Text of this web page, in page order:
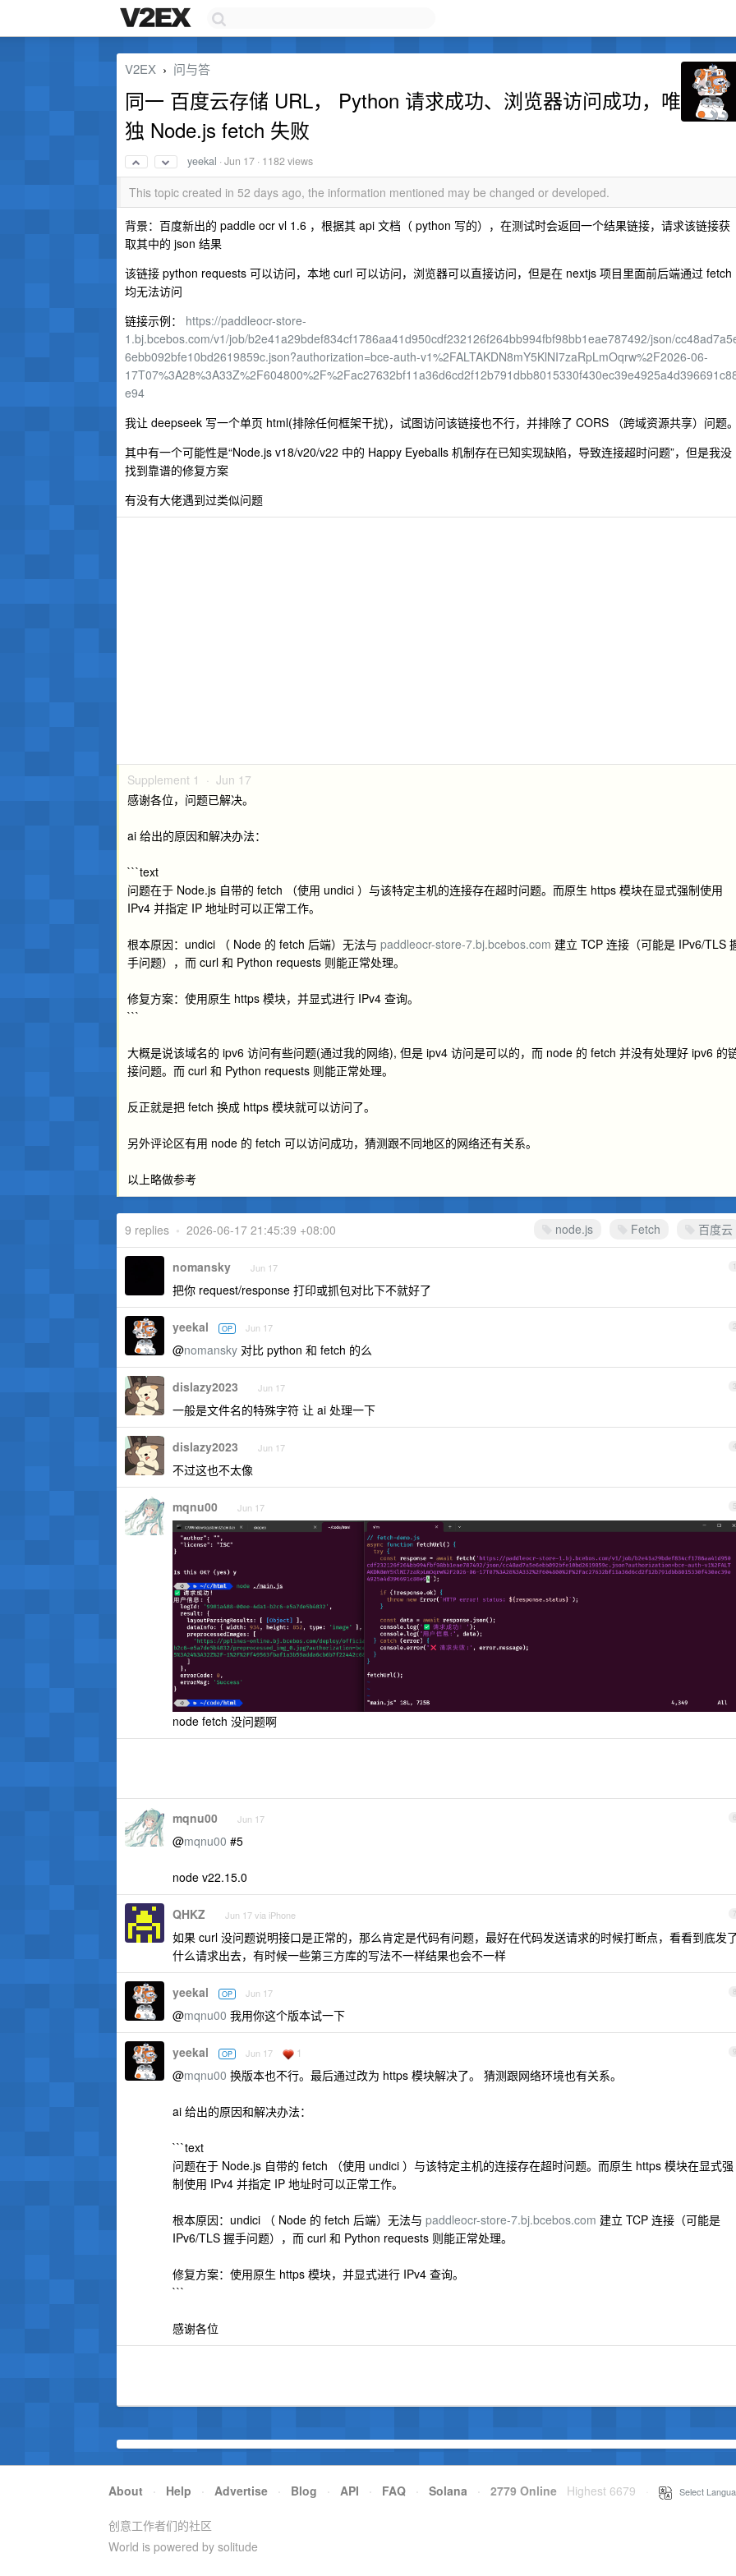
V2EX › 问与答
同一 百度云存储 URL， Python 请求成功、浏览器访问成功，唯
独 Node.js fetch 失败
yeekal ·Jun 17 · 1182 views
This topic created in 52 days ago, the information mentioned may be changed or developed.
背景：百度新出的 paddle ocr vl 1.6 ，根据其 api 文档（ python 写的），在测试时会返回一个结果链接，请求该链接获
取其中的 json 结果
该链接 python requests 可以访问，本地 curl 可以访问，浏览器可以直接访问，但是在 nextjs 项目里面前后端通过 fetch
均无法访问
链接示例： https://paddleocr-store-
1.bj.bcebos.com/v1/job/b2e41a29bdef834cf1786aa41d950cdf232126f264bb994fbf98bb1eae787492/json/
6ebb092bfe10bd2619859c.json?authorization=bce-auth-v1%2FALTAKDN8mY5KlNI7zaRpLmOqrw%2F2026-06-
e94
我让 deepseek 写一个单页 html(排除任何框架干扰)，试图访问该链接也不行，并排除了 CORS （跨域资源共享）问题
其中有一个可能性是“Node.js v18/v20/v22 中的 Happy Eyeballs 机制存在已知实现缺陷，导致连接超时问题”，但是我没
找到靠谱的修复方案
有没有大佬遇到过类似问题
Supplement 1 · Jun 17
感谢各位，问题已解决。
ai 给出的原因和解决办法：
```text
问题在于 Node.js 自带的 fetch （使用 undici ）与该特定主机的连接存在超时问题。而原生 https 模块在显式强制使用
IPv4 并指定 IP 地址时可以正常工作。
根本原因：undici （ Node 的 fetch 后端）无法与 paddleocr-store-7.bj.bcebos.com 建立 TCP 连接（可能是 IPv6/TLS
手问题），而 curl 和 Python requests 则能正常处理。
修复方案：使用原生 https 模块，并显式进行 IPv4 查询。
```
大概是说该域名的 ipv6 访问有些问题(通过我的网络), 但是 ipv4 访问是可以的，而 node 的 fetch 并没有处理好 ipv6 的
接问题。而 curl 和 Python requests 则能正常处理。
反正就是把 fetch 换成 https 模块就可以访问了。
另外评论区有用 node 的 fetch 可以访问成功，猜测跟不同地区的网络还有关系。
以上略做参考
node.js Fetch 百度云
9 replies • 2026-06-17 21:45:39 +08:00
1
nomansky Jun 17
把你 request/response 打印或抓包对比下不就好了
2
yeekal OP Jun 17
@nomansky 对比 python 和 fetch 的么
3
dislazy2023 Jun 17
一般是文件名的特殊字符 让 ai 处理一下
4
dislazy2023 Jun 17
不过这也不太像
5
mqnu00 Jun 17
node fetch 没问题啊
6
mqnu00 Jun 17
@mqnu00 #5
node v22.15.0
7
QHKZ Jun 17 via iPhone
如果 curl 没问题说明接口是正常的，那么肯定是代码有问题，最好在代码发送请求的时候打断点，看看到底发
什么请求出去，有时候一些第三方库的写法不一样结果也会不一样
8
yeekal OP Jun 17
@mqnu00 我用你这个版本试一下
9
yeekal OP Jun 17 1
@mqnu00 换版本也不行。最后通过改为 https 模块解决了。 猜测跟网络环境也有关系。
ai 给出的原因和解决办法：
```text
问题在于 Node.js 自带的 fetch （使用 undici ）与该特定主机的连接存在超时问题。而原生 https 模块在显式强
制使用 IPv4 并指定 IP 地址时可以正常工作。
根本原因：undici （ Node 的 fetch 后端）无法与 paddleocr-store-7.bj.bcebos.com 建立 TCP 连接（可能是
IPv6/TLS 握手问题），而 curl 和 Python requests 则能正常处理。
修复方案：使用原生 https 模块，并显式进行 IPv4 查询。
```
感谢各位
About · Help · Advertise · Blog · API · FAQ · Solana · 2779 Online Highest 6679 Select
创意工作者们的社区
World is powered by solitude